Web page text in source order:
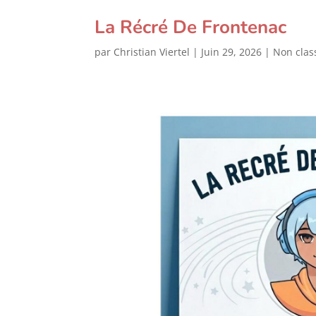
La Récré De Frontenac
par Christian Viertel | Juin 29, 2026 | Non